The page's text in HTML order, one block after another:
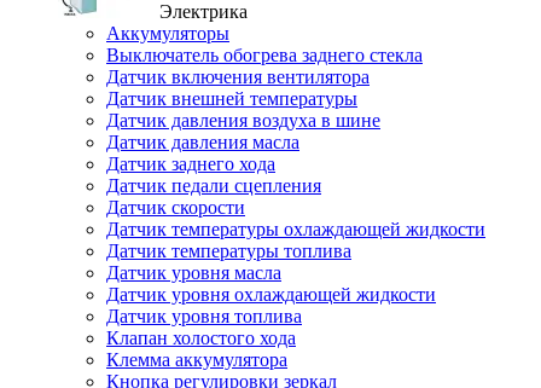
Электрика
Аккумуляторы
Выключатель обогрева заднего стекла
Датчик включения вентилятора
Датчик внешней температуры
Датчик давления воздуха в шине
Датчик давления масла
Датчик заднего хода
Датчик педали сцепления
Датчик скорости
Датчик температуры охлаждающей жидкости
Датчик температуры топлива
Датчик уровня масла
Датчик уровня охлаждающей жидкости
Датчик уровня топлива
Клапан холостого хода
Клемма аккумулятора
Кнопка регулировки зеркал